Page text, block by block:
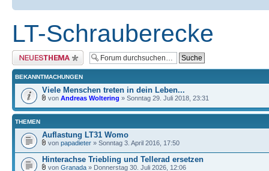
LT-Schrauberecke
Neues Thema erstellen
BEKANNTMACHUNGEN
Viele Menschen treten in dein Leben...
von Andreas Woltering » Sonntag 29. Juli 2018, 23:31
THEMEN
Auflastung LT31 Womo
von papadieter » Sonntag 3. April 2016, 17:50
Hinterachse Triebling und Tellerad ersetzen
von Granada » Donnerstag 30. Juli 2026, 12:06